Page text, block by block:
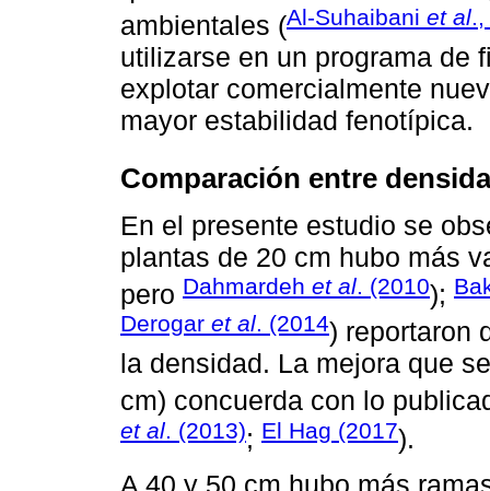
ambientales (Al-Suhaibani et al
utilizarse en un programa de
explotar comercialmente
mayor estabilidad fenotípica.
Comparación entre
En el presente estudio se
plantas de 20 cm hubo más
pero Dahmardeh et al. (2010);
Derogar et al. (2014) reportaron
la densidad. La mejora que
cm) concuerda con lo
et al. (2013); El Hag (2017).
A 40 y 50 cm hubo más